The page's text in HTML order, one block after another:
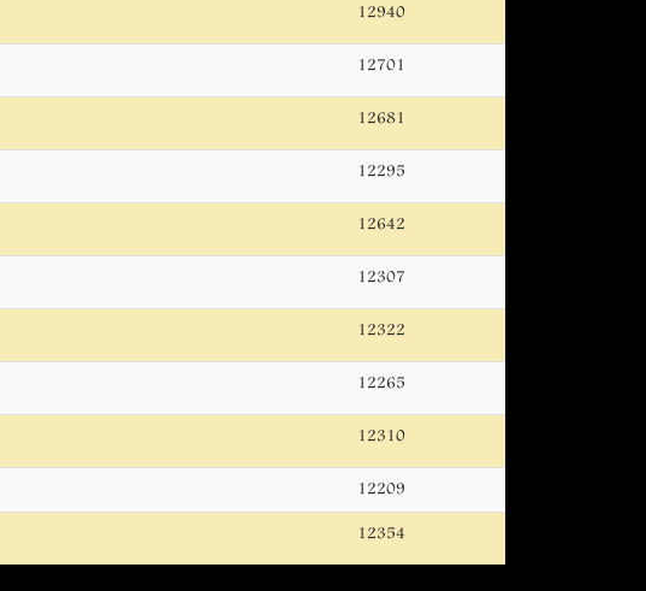
12940
12701
12681
12295
12642
12307
12322
12265
12310
12209
12354